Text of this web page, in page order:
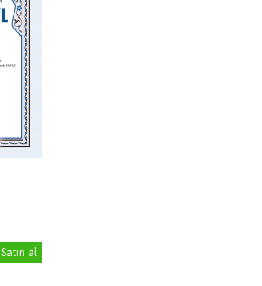
Satın al